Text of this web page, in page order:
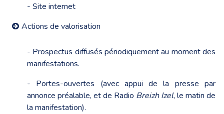
- Site internet
Actions de valorisation
- Prospectus diffusés périodiquement au moment des
manifestations.
- Portes-ouvertes (avec appui de la presse par
annonce préalable, et de Radio Breizh Izel, le matin de
la manifestation).